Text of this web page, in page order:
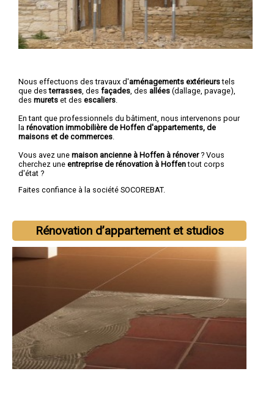
Nous effectuons des travaux d'aménagements extérieurstels
que desterrasses , des façades , des allées (dallage, pavage),
des murets et des escaliers
En tant que professionnels du bâtiment, nous intervenons pour
la rénovation immobilière de Hoffen d'appartements, de
maisons et de commerces
Vous avez une maison ancienne à Hoffen à rénover? Vous
cherchez une entreprise de rénovation à Hoffentout corps
d'état ?
Faites confiance à la société SOCOREBAT.
Rénovation d’appartement et studios